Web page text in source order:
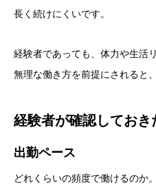
長く続けにくいです。
経験者であっても、体力や生活
無理な働き方を前提にされると
経験者が確認してお
出勤ペース
どれくらいの頻度で働けるのか。